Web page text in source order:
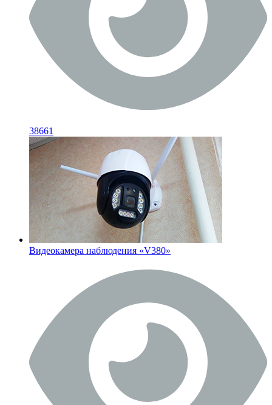
38661
Видеокамера наблюдения «V380»